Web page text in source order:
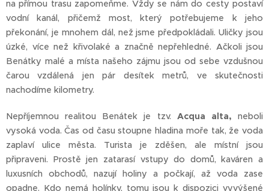
na přímou trasu zapomeňme. Vždy se nám do cesty postaví
vodní kanál, přičemž most, který potřebujeme k jeho
překonání, je mnohem dál, než jsme předpokládali. Uličky jsou
úzké, více než křivolaké a značně nepřehledné. Ačkoli jsou
Benátky malé a místa našeho zájmu jsou od sebe vzdušnou
čarou vzdálená jen pár desítek metrů, ve skutečnosti
nachodíme kilometry.
Nepříjemnou realitou Benátek je tzv. Acqua alta, neboli
vysoká voda. Čas od času stoupne hladina moře tak, že voda
zaplaví ulice města. Turista je zděšen, ale místní jsou
připraveni. Prostě jen zatarasí vstupy do domů, kaváren a
luxusních obchodů, nazují holiny a počkají, až voda zase
opadne. Kdo nemá holínky, tomu jsou k dispozici vyvýšené